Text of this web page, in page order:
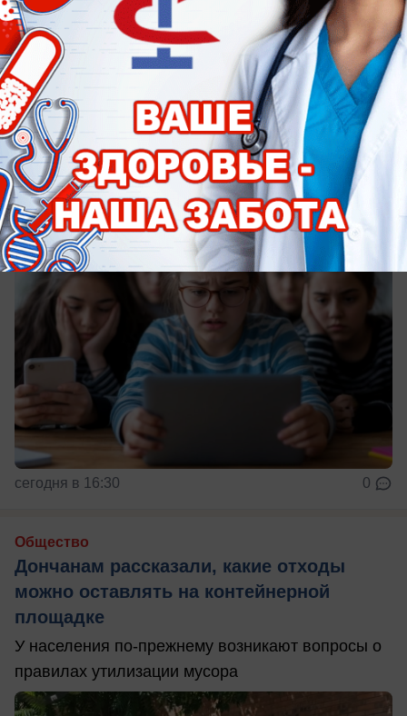
Общество
Родителям дали советы по защите детей
от онлайн‑мошенников в играх и
соцсетях
На летних каникулах злоумышленники
активизируются
сегодня в 16:30 0
Общество
Дончанам рассказали, какие отходы
можно оставлять на контейнерной
площадке
У населения по-прежнему возникают вопросы о
правилах утилизации мусора